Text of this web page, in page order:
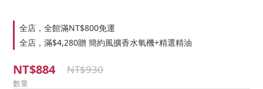
全店，全館滿NT$800免運
全店，滿$4,280贈 簡約風擴香水氧機+精選精油
NT$884 NT$930
數量